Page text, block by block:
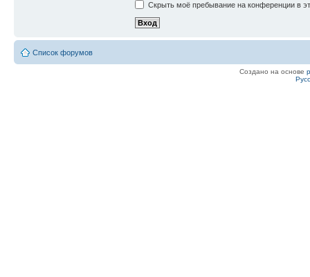
Скрыть моё пребывание на конференции в
Список форумов
Создано на основе